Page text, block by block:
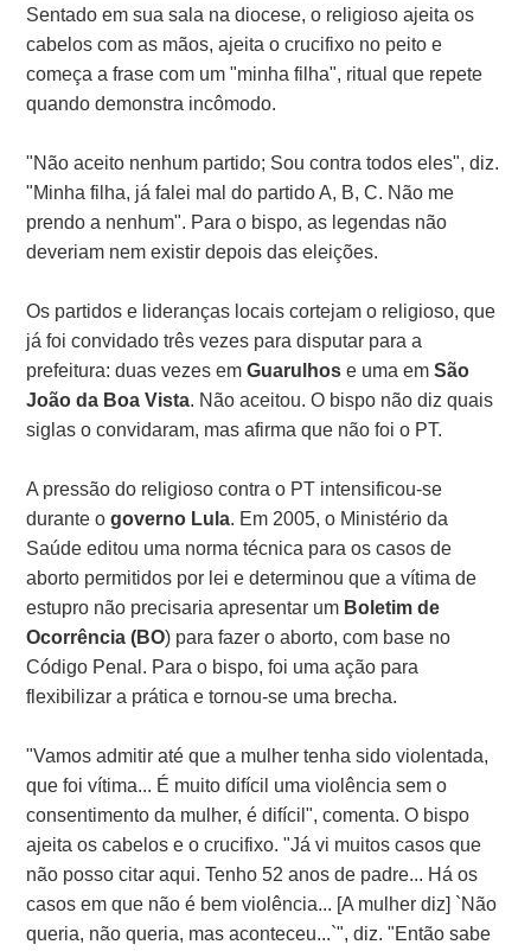
Sentado em sua sala na diocese, o religioso ajeita os
cabelos com as mãos, ajeita o crucifixo no peito e
começa a frase com um "minha filha", ritual que repete
quando demonstra incômodo.
"Não aceito nenhum partido; Sou contra todos eles", diz.
"Minha filha, já falei mal do partido A, B, C. Não me
prendo a nenhum". Para o bispo, as legendas não
deveriam nem existir depois das eleições.
Os partidos e lideranças locais cortejam o religioso, que
já foi convidado três vezes para disputar para a
prefeitura: duas vezes emGuarulhose uma emSão
João da Boa Vista. Não aceitou. O bispo não diz quais
siglas o convidaram, mas afirma que não foi o PT.
A pressão do religioso contra o PT intensificou-se
durante ogoverno Lula. Em 2005, o Ministério da
Saúde editou uma norma técnica para os casos de
aborto permitidos por lei e determinou que a vítima de
estupro não precisaria apresentar um Boletim de
Ocorrência (BO) para fazer o aborto, com base no
Código Penal. Para o bispo, foi uma ação para
flexibilizar a prática e tornou-se uma brecha.
"Vamos admitir até que a mulher tenha sido violentada,
que foi vítima... É muito difícil uma violência sem o
consentimento da mulher, é difícil", comenta. O bispo
ajeita os cabelos e o crucifixo. "Já vi muitos casos que
não posso citar aqui. Tenho 52 anos de padre... Há os
casos em que não é bem violência... [A mulher diz] `Não
queria, não queria, mas aconteceu...`", diz. "Então sabe